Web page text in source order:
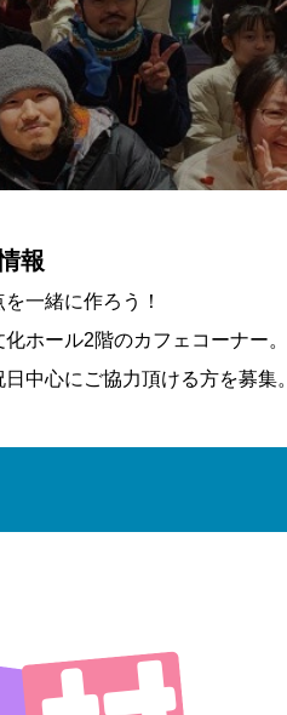
報
一緒に作ろう！
ホール2階のカフェコーナー。
中心にご協力頂ける方を募集。